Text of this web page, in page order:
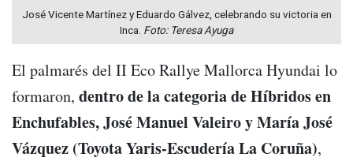
José Vicente Martínez y Eduardo Gálvez, celebrando su victoria en
Inca. Foto: Teresa Ayuga
El palmarés del II Eco Rallye Mallorca Hyundai lo
formaron, dentro de la categoria de Híbridos en
Enchufables, José Manuel Valeiro y María José
Vázquez (Toyota Yaris-Escudería La Coruña),